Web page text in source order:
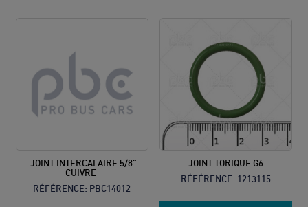
JOINT INTERCALAIRE 5/8"
CUIVRE
RÉFÉRENCE: PBC14012
JOINT TORIQUE G6
RÉFÉRENCE: 1213115